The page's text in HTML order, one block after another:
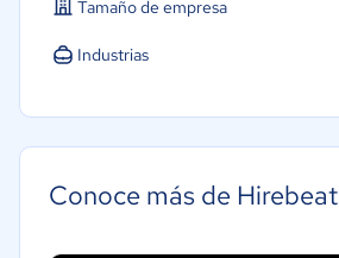
Tamaño de empresa
Industrias
Conoce más de Hirebeat